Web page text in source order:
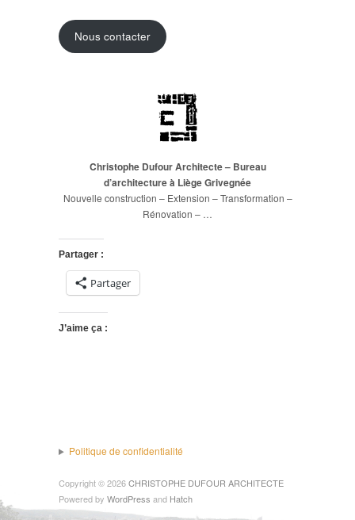
Nous contacter
Christophe Dufour Architecte – Bureau
d’architecture à Liège Grivegnée
Nouvelle construction – Extension – Transformation –
Rénovation – …
Partager :
Partager
J’aime ça :
Politique de confidentialité
Copyright © 2026CHRISTOPHE DUFOUR ARCHITECTE
Powered by WordPress and Hatch